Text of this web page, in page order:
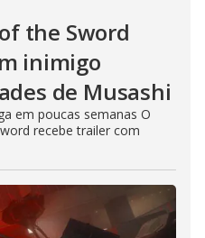
the Sword
inimigo
de Musashi
em poucas semanas O
recebe trailer com